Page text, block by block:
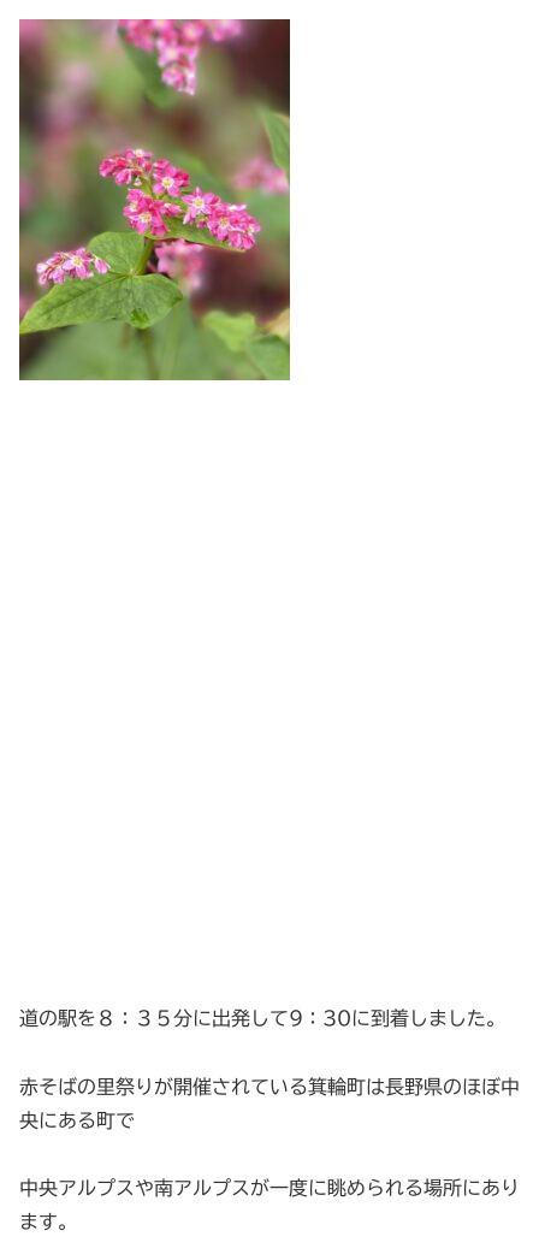
道の駅を８：３５分に出発して9：30に到着しました。
赤そばの里祭りが開催されている箕輪町は長野県のほぼ中
央にある町で
中央アルプスや南アルプスが一度に眺められる場所にあり
ます。